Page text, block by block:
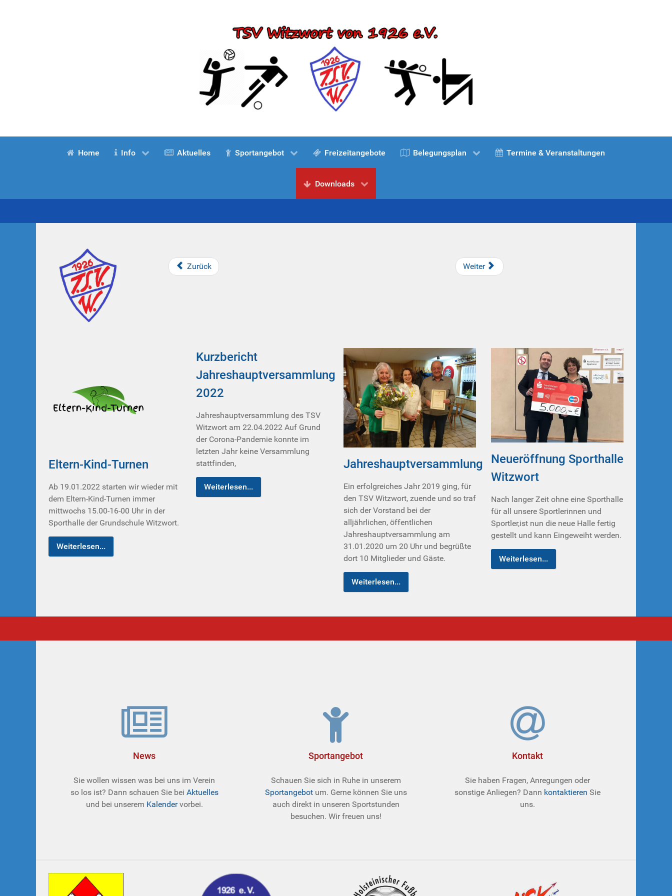
Home Info Aktuelles Sportangebot Freizeitangebote Belegungsplan Termine & Veranstaltungen
Downloads
Zurück Weiter
Eltern-Kind-Turnen
Ab 19.01.2022 starten wir wieder mit
dem Eltern-Kind-Turnen immer
mittwochs 15.00-16-00 Uhr in der
Sporthalle der Grundschule Witzwort.
Weiterlesen...
Kurzbericht
Jahreshauptversammlung
2022
Jahreshauptversammlung des TSV
Witzwort am 22.04.2022 Auf Grund
der Corona-Pandemie konnte im
letzten Jahr keine Versammlung
stattfinden,
Weiterlesen...
Jahreshauptversammlung
Ein erfolgreiches Jahr 2019 ging, für
den TSV Witzwort, zuende und so traf
sich der Vorstand bei der
alljährlichen, öffentlichen
Jahreshauptversammlung am
31.01.2020 um 20 Uhr und begrüßte
dort 10 Mitglieder und Gäste.
Weiterlesen...
Neueröffnung Sporthalle
Witzwort
Nach langer Zeit ohne eine Sporthalle
für all unsere Sportlerinnen und
Sportler,ist nun die neue Halle fertig
gestellt und kann Eingeweiht werden.
Weiterlesen...
News
Sie wollen wissen was bei uns im Verein
so los ist? Dann schauen Sie bei Aktuelles
und bei unserem Kalendervorbei.
Sportangebot
Schauen Sie sich in Ruhe in unserem
Sportangebotum. Gerne können Sie uns
auch direkt in unseren Sportstunden
besuchen. Wir freuen uns!
Kontakt
Sie haben Fragen, Anregungen oder
sonstige Anliegen? Dann kontaktieren Sie
uns.